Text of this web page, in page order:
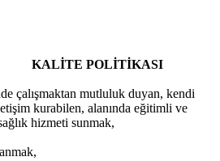
KALİTE POLİTİKASI
çalışmaktan mutluluk duyan, kendi
kurabilen, alanında eğitimli ve
hizmeti sunmak,